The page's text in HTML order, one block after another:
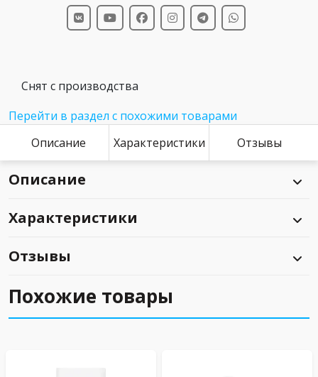
Снят с производства
Перейти в раздел с похожими товарами
Описание
Характеристики Отзывы
Описание
Характеристики
Отзывы
Похожие товары